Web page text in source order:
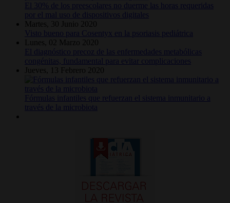
El 30% de los preescolares no duerme las horas requeridas
por el mal uso de dispositivos digitales
Martes, 30 Junio 2020
Visto bueno para Cosentyx en la psoriasis pediátrica
Lunes, 02 Marzo 2020
El diagnóstico precoz de las enfermedades metabólicas
congénitas, fundamental para evitar complicaciones
Jueves, 13 Febrero 2020
Fórmulas infantiles que refuerzan el sistema inmunitario a
través de la microbiota